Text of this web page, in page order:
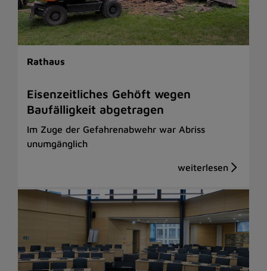
Rathaus
Eisenzeitliches Gehöft wegen
Baufälligkeit abgetragen
Im Zuge der Gefahrenabwehr war Abriss
unumgänglich